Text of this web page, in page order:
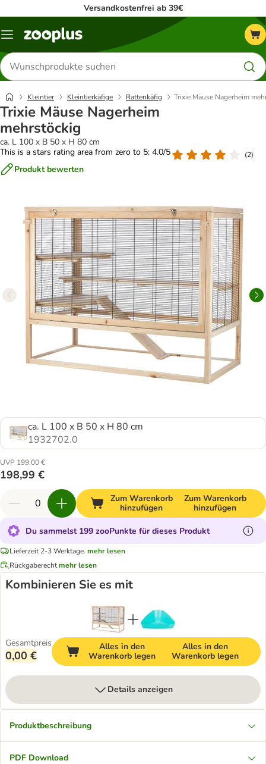
Versandkostenfrei ab 39€
Menü
Produkte
suchen
Kleintier Kleintierkäfige Rattenkäfig Trixie Mäuse Nagerheim
Trixie Mäuse Nagerheim
mehrstöckig
ca. L 100 x B 50 x H 80 cm
This is a stars rating area from zero to 5: 4.0/5
(2)
Produkt bewerten
ca. L 100 x B 50 x H 80 cm
1932702.0
UVP 199,00 €
198,99 €
Zum Warenkorb
hinzufügen
Zum Warenkorb
hinzufügen
Du sammelst 199 zooPunkte für dieses Produkt
Lieferzeit 2-3 Werktage. mehr lesen
Rückgaberechtmehr lesen
Kombinieren Sie es mit
Gesamtpreis
0,00 €
Alles in den
Warenkorb legen
Alles in den
Warenkorb legen
Details anzeigen
Produktbeschreibung
PDF Download